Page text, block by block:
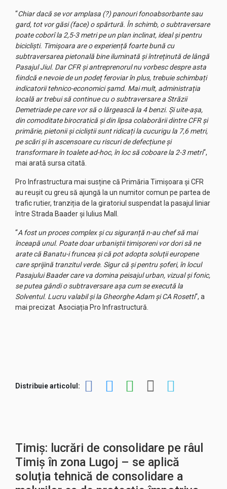
“Chiar dacă se vor amplasa (?) panouri fonoabsorbante sau
gard, tot vor găsi (face) o spărtură. În schimb, o subtraversare
poate coborî la 2,5-3 metri pe un plan inclinat, ideal și pentru
bicicliști. Timișoara are o experiență foarte bună cu
subtraversarea pietonală bine iluminată și întreținută de lângă
Pasajul Jiul. Dar CFR și antreprenorul nu vorbesc despre asta
fiindcă e nevoie de un podeț feroviar în plus, trebuie schimbați
indicatorii tehnico-economici șamd. Mai mult, administrația
locală ar trebui să continue cu o subtraversare a Străzii
Demetriade pe care vor să o lărgească la 4 benzi. Și uite-așa,
din comoditate birocratică și din lipsa colaborării dintre CFR și
primărie, pietonii și cicliștii sunt ridicați la cucurigu la 7,6 metri,
pe scări și în ascensoare cu riscuri de defecțiune și
transformare în toalete ad-hoc, în loc să coboare la 2-3 metri“,
mai arată sursa citată.
Pro Infrastructura mai susține că Primăria Timișoara și CFR
au reușit cu greu să ajungă la un numitor comun pe partea de
trafic rutier, tranziția de la giratoriul suspendat la pasajul liniar
între Strada Baader și Iulius Mall.
“A fost un proces complex și cu siguranță n-au chef să mai
înceapă unul. Poate doar urbaniștii timișoreni vor dori să ne
arate că Banatu-i fruncea și că pot adopta soluții europene
care sprijină tranzitul verde. Sigur că și pentru șoferi, în locul
Pasajului Baader care va domina peisajul urban, vizual și fonic,
se putea gândi o subtraversare așa cum se execută la
Solventul. Lucru valabil și la Gheorghe Adam și CA Rosetti“, a
mai precizat Asociația Pro Infrastructură.
Distribuie articolul:
Timiș: lucrări de consolidare pe râul
Timiș în zona Lugoj – se aplică
soluția tehnică de consolidare a